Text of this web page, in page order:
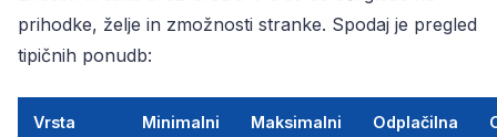
prihodke, želje in zmožnosti stranke. Spodaj je pregled
tipičnih ponudb:
Vrsta
Minimalni
Maksimalni
Odplačilna